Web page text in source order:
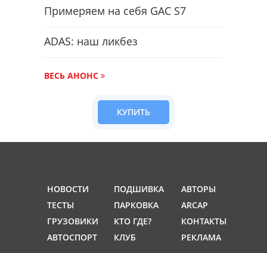
Примеряем на себя GAC S7
ADAS: наш ликбез
ВЕСЬ АНОНС
КУПИТЬ
НОВОСТИ
ТЕСТЫ
ГРУЗОВИКИ
АВТОСПОРТ
ПОДШИВКА
ПАРКОВКА
КТО ГДЕ?
КЛУБ
АВТОРЫ
ARCAP
КОНТАКТЫ
РЕКЛАМА